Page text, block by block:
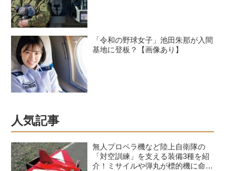
「令和の野球女子」池田朱那が入間
基地に登板？【画像あり】
人気記事
無人プロペラ機など陸上自衛隊の
「対空訓練」を支える装備3種を紹
介！ミサイルや弾丸が標的機に命中